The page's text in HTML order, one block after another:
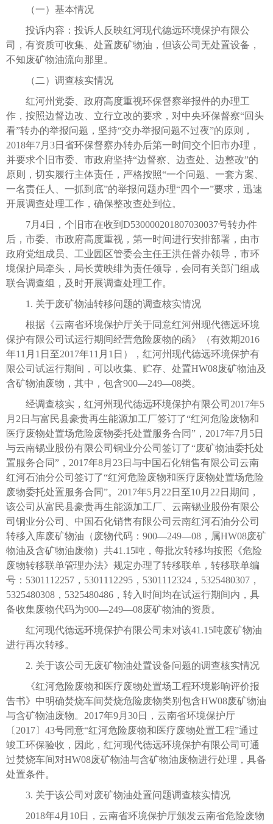
（一）基本情况
投诉内容：投诉人反映红河现代德远环境保护有限公
司，有资质可收集、处置废矿物油，但该公司无处置设备，
不知废矿物油流向那里。
（二）调查核实情况
红河州党委、政府高度重视环保督察举报件的办理工
作，按照边督边改、立行立改的要求，对中央环保督察“回头
看”转办的举报问题，坚持“交办举报问题不过夜”的原则，
2018年7月3日省环保督察办转办后第一时间交个旧市办理，
并要求个旧市委、市政府坚持“边督察、边查处、边整改”的
原则，切实履行主体责任，严格按照“一个问题、一套方案、
一名责任人、一抓到底”的举报问题办理“四个一”要求，迅速
开展调查处理工作，确保整改查处到位。
7月4日，个旧市在收到D530000201807030037号转办件
后，市委、市政府高度重视，第一时间进行安排部署，由市
政府党组成员、工业园区管委会主任王洪任督办领导，市环
境保护局牵头，局长黄映绯为责任领导，会同有关部门组成
联合调查组，及时开展调查处理工作。
1. 关于废矿物油转移问题的调查核实情况
根据《云南省环境保护厅关于同意红河州现代德远环境
保护有限公司试运行期间经营危险废物的函》（有效期2016
年11月1日至2017年11月1日），红河州现代德远环境保护有
限公司试运行期间，可以收集、贮存、处置HW08废矿物油及
含矿物油废物，其中，包含900—249—08类。
经调查核实，红河州现代德远环境保护有限公司2017年5
月2日与富民县豪贵再生能源加工厂签订了“红河危险废物和
医疗废物处置场危险废物委托处置服务合同”，2017年7月5日
与云南锡业股份有限公司铜业分公司签订了“废矿物油委托处
置服务合同”，2017年8月23日与中国石化销售有限公司云南
红河石油分公司签订了“红河危险废物和医疗废物处置场危险
废物委托处置服务合同”。2017年5月22日至10月22日期间，
该公司从富民县豪贵再生能源加工厂、云南锡业股份有限公
司铜业分公司、中国石化销售有限公司云南红河石油分公司
转移入库废矿物油（废物代码：900—249—08，属HW08废矿
物油及含矿物油废物）共41.15吨，每批次转移均按照《危险
废物转移联单管理办法》规定办理了转移联单，转移联单编
号：5301112257，5301112295，5301112324，5325480307，
5325480308，5325480486，转入时间均在试运行期间内，具
备收集废物代码为900—249—08废矿物油的资质。
红河现代德远环境保护有限公司未对该41.15吨废矿物油
进行再次转移。
2. 关于该公司无废矿物油处置设备问题的调查核实情况
《红河危险废物和医疗废物处置场工程环境影响评价报
告书》中明确焚烧车间焚烧危险废物类别包含HW08废矿物油
与含矿物油废物。2017年9月30日，云南省环境保护厅
〔2017〕43号同意“红河危险废物和医疗废物处置工程”通过
竣工环保验收，因此，红河现代德远环境保护有限公司可通
过焚烧车间对HW08废矿物油与含矿物油废物进行处理，具备
处置条件。
3. 关于该公司对废矿物油处置问题调查核实情况
2018年4月10日，云南省环境保护厅颁发云南省危险废物